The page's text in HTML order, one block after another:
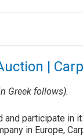
|
Greek follows).
participate in
in Europe,